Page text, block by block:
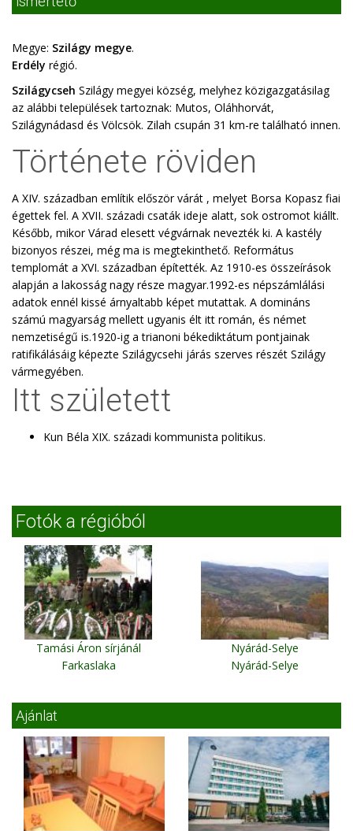
Megye: Szilágy megye.
Erdély régió.
Szilágycseh Szilágy megyei község, melyhez közigazgatásilag
az alábbi települések tartoznak: Mutos, Oláhhorvát,
Szilágynádasd és Völcsök. Zilah csupán 31 km-re található innen.
Története röviden
A XIV. században említik először várát , melyet Borsa Kopasz fiai
égettek fel. A XVII. századi csaták ideje alatt, sok ostromot kiállt.
Később, mikor Várad elesett végvárnak nevezték ki. A kastély
bizonyos részei, még ma is megtekinthető. Református
templomát a XVI. században építették. Az 1910-es összeírások
alapján a lakosság nagy része magyar.1992-es népszámlálási
adatok ennél kissé árnyaltabb képet mutattak. A domináns
számú magyarság mellett ugyanis élt itt román, és német
nemzetiségű is.1920-ig a trianoni békediktátum pontjainak
ratifikálásáig képezte Szilágycsehi járás szerves részét Szilágy
vármegyében.
Itt született
Kun Béla XIX. századi kommunista politikus.
Fotók a régióból
Tamási Áron sírjánál
Farkaslaka
Nyárád-Selye
Nyárád-Selye
Ajánlat